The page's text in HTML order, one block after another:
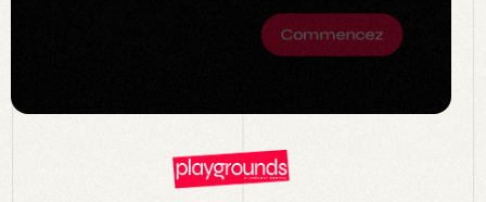
Commencez